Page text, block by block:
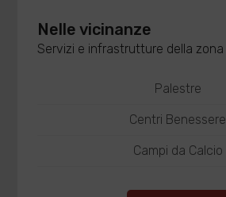
Nelle vicinanze
Servizi e infrastrutture della zona
Palestre
Centri Benessere
Campi da Calcio